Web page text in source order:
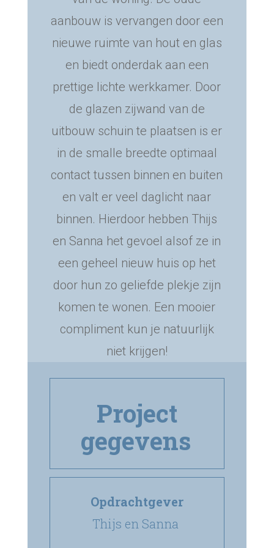
aanbouw is vervangen door een
nieuwe ruimte van hout en glas
en biedt onderdak aan een
prettige lichte werkkamer. Door
de glazen zijwand van de
uitbouw schuin te plaatsen is er
in de smalle breedte optimaal
contact tussen binnen en buiten
en valt er veel daglicht naar
binnen. Hierdoor hebben Thijs
en Sanna het gevoel alsof ze in
een geheel nieuw huis op het
door hun zo geliefde plekje zijn
komen te wonen. Een mooier
compliment kun je natuurlijk
niet krijgen!
Project
gegevens
Opdrachtgever
Thijs en Sanna